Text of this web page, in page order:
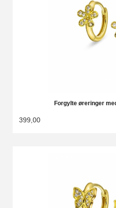
Forgylte øreringer
399,00